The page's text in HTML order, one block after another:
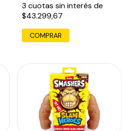
3 cuotas sin interés de
$43.299,67